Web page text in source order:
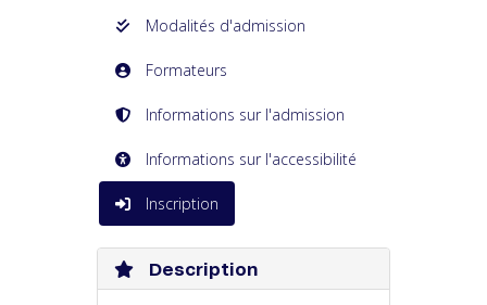
Modalités d'admission
Formateurs
Informations sur l'admission
Informations sur l'accessibilité
Inscription
Description